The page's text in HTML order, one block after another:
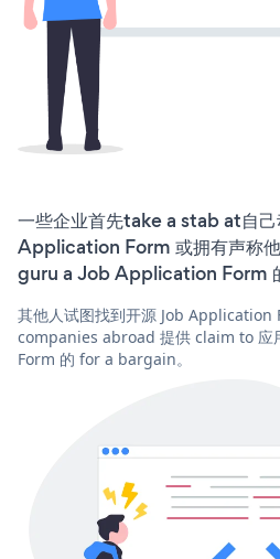
一些企业首先take a stab at自
Application Form 或拥有声称
guru a Job Application Form
其他人试图找到开源 Job Application
companies abroad 提供 claim to 应
Form 的 for a bargain。